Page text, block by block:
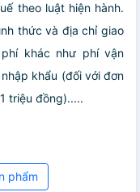
theo luật hiện hành.
thức và địa chỉ giao
khác như phí vận
khẩu (đối với đơn
triệu đồng).....
phẩm